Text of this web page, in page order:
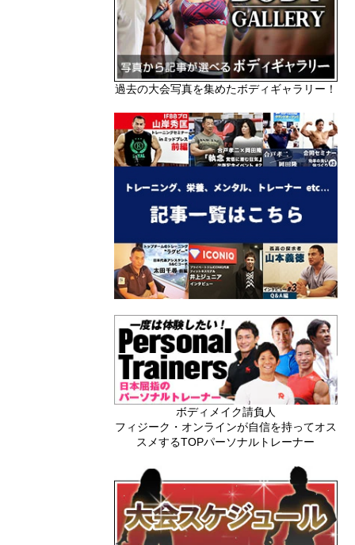
過去の大会写真を集めたボディギャラリー！
ボディメイク請負人
フィジーク・オンラインが自信を持ってオス
スメするTOPパーソナルトレーナー